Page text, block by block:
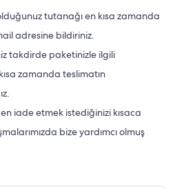
tutanağı en kısa zamanda
adresine bildiriniz.
takdirde paketinizle ilgili
zamanda teslimatın
iade etmek istediğinizi kısaca
bize yardımcı olmuş